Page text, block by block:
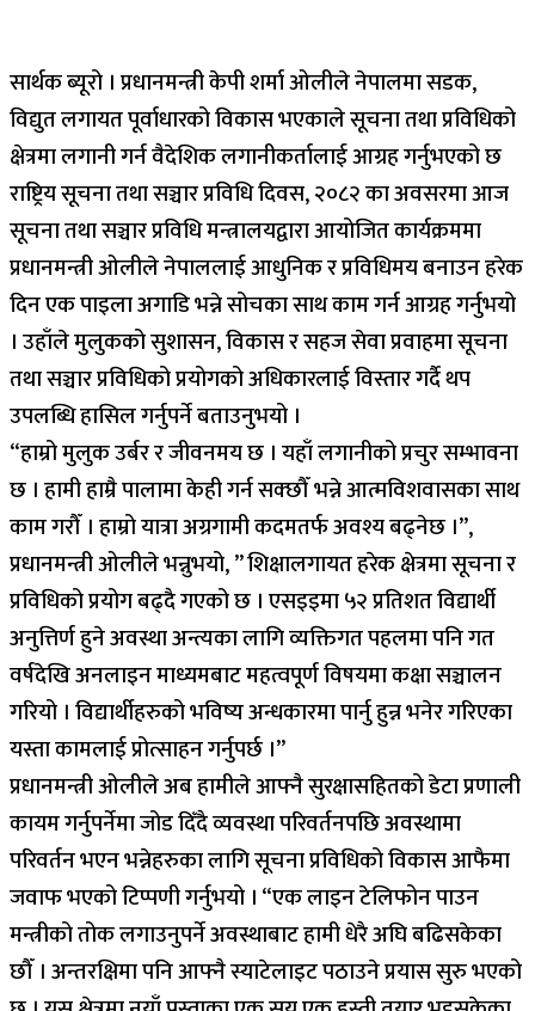
सार्थक ब्यूरो । प्रधानमन्त्री केपी शर्मा ओलीले नेपालमा सडक,
विद्युत लगायत पूर्वाधारको विकास भएकाले सूचना तथा प्रविधिको
क्षेत्रमा लगानी गर्न वैदेशिक लगानीकर्तालाई आग्रह गर्नुभएको छ
राष्ट्रिय सूचना तथा सञ्चार प्रविधि दिवस, २०८२ का अवसरमा आज
सूचना तथा सञ्चार प्रविधि मन्त्रालयद्वारा आयोजित कार्यक्रममा
प्रधानमन्त्री ओलीले नेपाललाई आधुनिक र प्रविधिमय बनाउन हरेक
दिन एक पाइला अगाडि भन्ने सोचका साथ काम गर्न आग्रह गर्नुभयो
। उहाँले मुलुकको सुशासन, विकास र सहज सेवा प्रवाहमा सूचना
तथा सञ्चार प्रविधिको प्रयोगको अधिकारलाई विस्तार गर्दै थप
उपलब्धि हासिल गर्नुपर्ने बताउनुभयो ।
“हाम्रो मुलुक उर्बर र जीवनमय छ । यहाँ लगानीको प्रचुर सम्भावना
छ । हामी हाम्रै पालामा केही गर्न सक्छौँ भन्ने आत्मविशवासका साथ
काम गरौँ । हाम्रो यात्रा अग्रगामी कदमतर्फ अवश्य बढ्नेछ ।”,
प्रधानमन्त्री ओलीले भन्नुभयो, ” शिक्षालगायत हरेक क्षेत्रमा सूचना र
प्रविधिको प्रयोग बढ्दै गएको छ । एसइइमा ५२ प्रतिशत विद्यार्थी
अनुत्तिर्ण हुने अवस्था अन्त्यका लागि व्यक्तिगत पहलमा पनि गत
वर्षदेखि अनलाइन माध्यमबाट महत्वपूर्ण विषयमा कक्षा सञ्चालन
गरियो । विद्यार्थीहरुको भविष्य अन्धकारमा पार्नु हुन्न भनेर गरिएका
यस्ता कामलाई प्रोत्साहन गर्नुपर्छ ।”
प्रधानमन्त्री ओलीले अब हामीले आफ्नै सुरक्षासहितको डेटा प्रणाली
कायम गर्नुपर्नेमा जोड दिँदै व्यवस्था परिवर्तनपछि अवस्थामा
परिवर्तन भएन भन्नेहरुका लागि सूचना प्रविधिको विकास आफैमा
जवाफ भएको टिप्पणी गर्नुभयो । “एक लाइन टेलिफोन पाउन
मन्त्रीको तोक लगाउनुपर्ने अवस्थाबाट हामी धेरै अघि बढिसकेका
छौँ । अन्तरक्षिमा पनि आफ्नै स्याटेलाइट पठाउने प्रयास सुरु भएको